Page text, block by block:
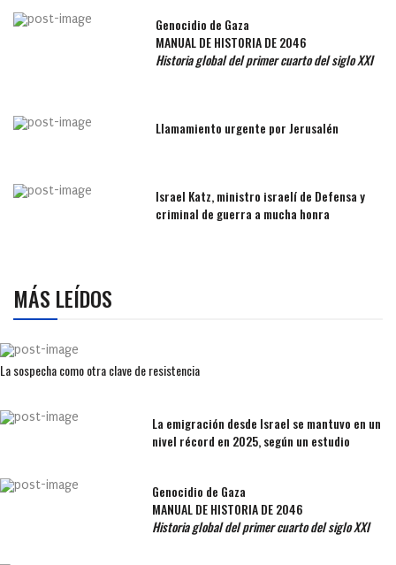
Genocidio de Gaza
MANUAL DE HISTORIA DE 2046
Historia global del primer cuarto del siglo XXI
Llamamiento urgente por Jerusalén
Israel Katz, ministro israelí de Defensa y
criminal de guerra a mucha honra
MÁS LEÍDOS
La sospecha como otra clave de resistencia
La emigración desde Israel se mantuvo en un
nivel récord en 2025, según un estudio
Genocidio de Gaza
MANUAL DE HISTORIA DE 2046
Historia global del primer cuarto del siglo XXI